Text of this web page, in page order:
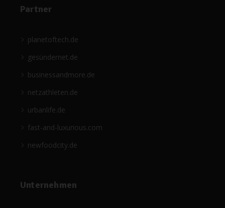
Partner
planetoftech.de
gesündernet.de
businessandmore.de
netzathleten.de
urbanlife.de
fast-and-luxurious.com
newfoodcity.de
Unternehmen